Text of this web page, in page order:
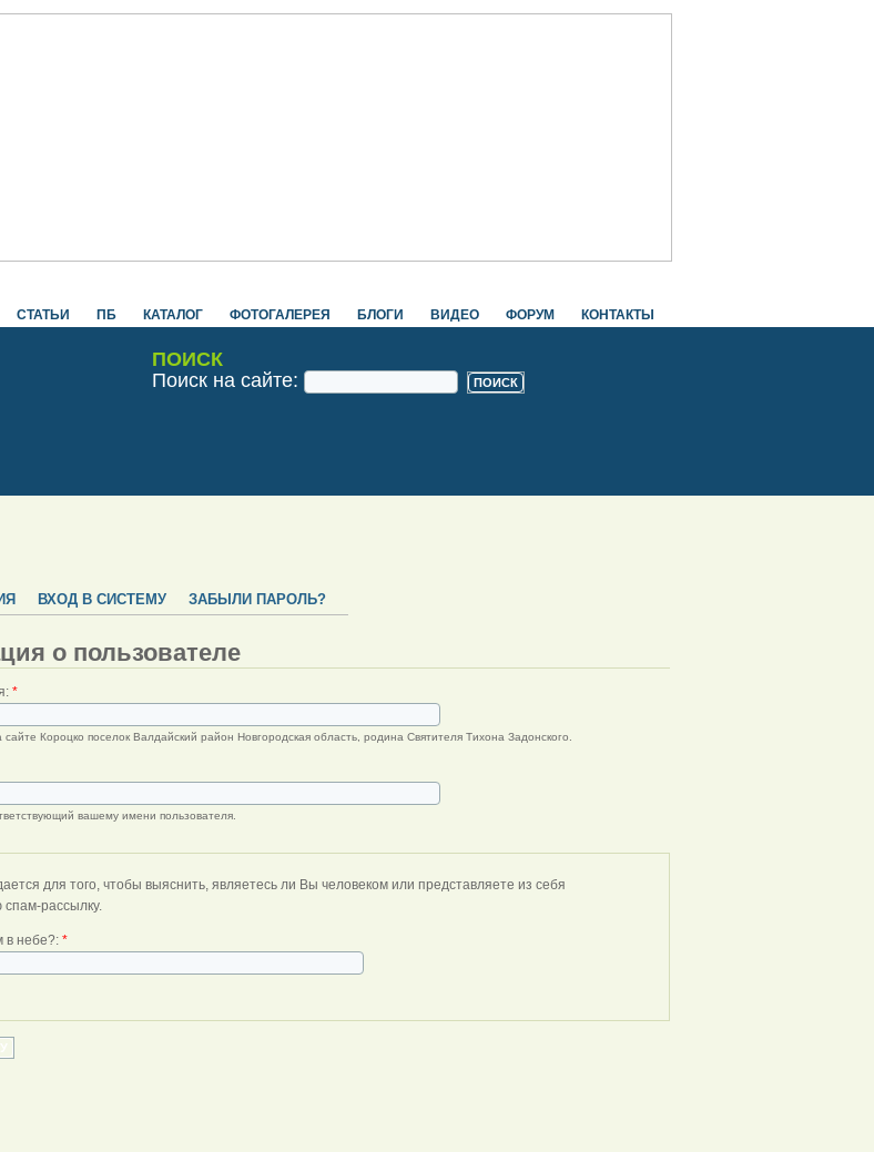
СТАТЬИ ПБ КАТАЛОГ ФОТОГАЛЕРЕЯ БЛОГИ ВИДЕО ФОРУМ КОНТАКТЫ
ПОИСК
Поиск на сайте:
ВХОД В СИСТЕМУ ЗАБЫЛИ ПАРОЛЬ?
о пользователе
*
Короцко поселок Валдайский район Новгородская область, родина Cвятителя Тихона Задонского.
вашему имени пользователя.
того, чтобы выяснить, являетесь ли Вы человеком или представляете из себя
спам-рассылку.
в небе?: *